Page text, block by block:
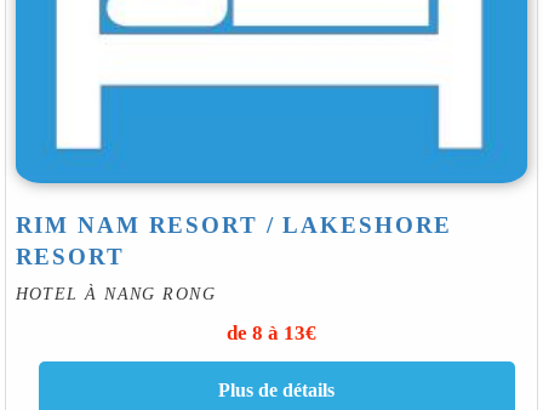
RIM NAM RESORT / LAKESHORE
RESORT
HOTEL À NANG RONG
de 8 à 13€